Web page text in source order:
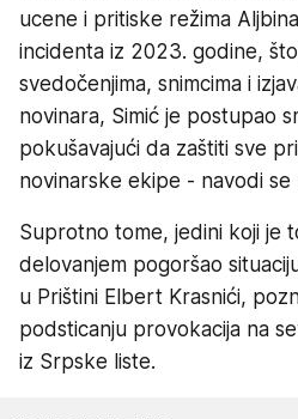
ucene i pritiske režima
incidenta iz 2023. godine,
svedočenjima, snimcima i
novinara, Simić je postupao
pokušavajući da zaštiti sve
novinarske ekipe - navodi se
Suprotno tome, jedini koji je
delovanjem pogoršao
u Prištini Elbert Krasnići,
podsticanju provokacija na
iz Srpske liste.